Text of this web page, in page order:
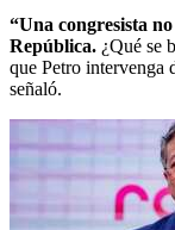
“Una congresista
República. ¿Qué se
que Petro intervenga
señaló.